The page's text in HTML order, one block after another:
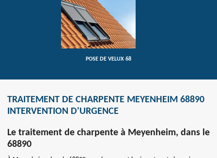
POSE DE VELUX 68
TRAITEMENT DE CHARPENTE MEYENHEIM 68890
INTERVENTION D'URGENCE
Le traitement de charpente à Meyenheim, dans le
68890